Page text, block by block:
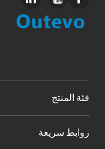
فئة المنتج
روابط سريعة